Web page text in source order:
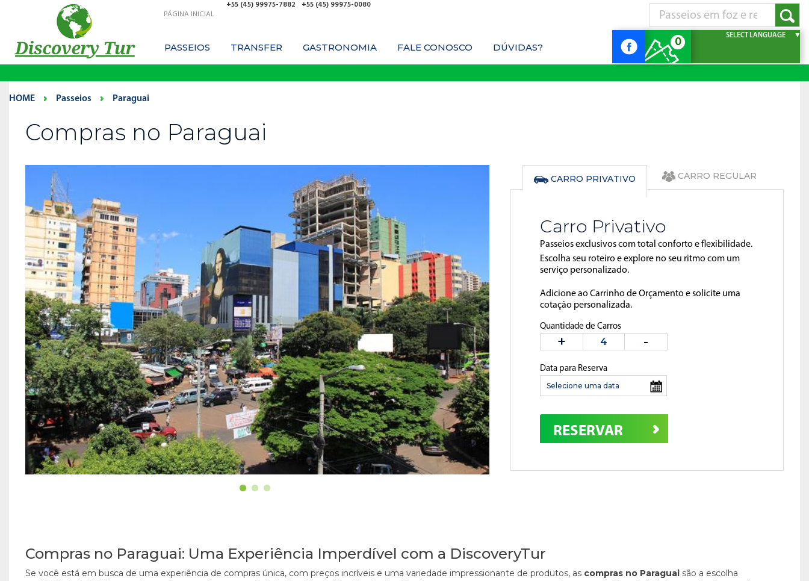
PÁGINA INICIAL
+55 (45) 99975-7882 +55 (45) 99975-0080
PASSEIOS TRANSFER GASTRONOMIA FALE CONOSCO DÚVIDAS?
SELECT LANGUAGE ▼
0
HOME Passeios Paraguai
Compras no Paraguai
CARRO PRIVATIVO CARRO REGULAR
Carro Privativo
Passeios exclusivos com total conforto e flexibilidade.
Escolha seu roteiro e explore no seu ritmo com um
serviço personalizado.
Adicione ao Carrinho de Orçamento e solicite uma
cotação personalizada.
Quantidade de Carros
Data para Reserva
RESERVAR
Compras no Paraguai: Uma Experiência Imperdível com a DiscoveryTur
Se você está em busca de uma experiência de compras única, com preços incríveis e uma variedade impressionante de produtos, as compras no Paraguai são a escolha